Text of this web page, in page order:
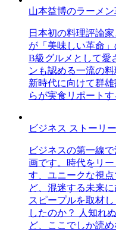
山本益博のラーメン
日本初の料理評論
が「美味しい革命
B級グルメとして愛
ンも認める一流の
新時代に向けて群
らが実食リポートす
ビジネス ストーリー
ビジネスの第一線
画です。時代をリ
す、ユニークな視
ど、混迷する未来
スピープルを取材
したのか？ 人知れ
ど、ここでしか読